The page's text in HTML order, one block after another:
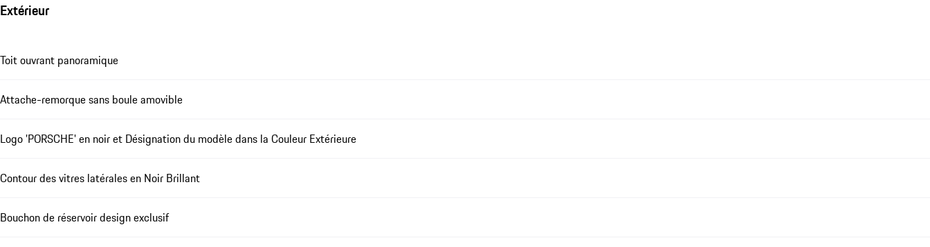
Extérieur
Toit ouvrant panoramique
Attache-remorque sans boule amovible
Logo 'PORSCHE' en noir et Désignation du modèle dans la Couleur Extérieure
Contour des vitres latérales en Noir Brillant
Bouchon de réservoir design exclusif